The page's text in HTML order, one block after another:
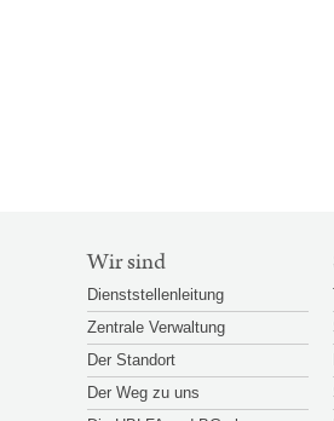
SITEMAP-
NAVIGATION
Wir sind
Dienststellenleitung
Zentrale Verwaltung
Der Standort
Der Weg zu uns